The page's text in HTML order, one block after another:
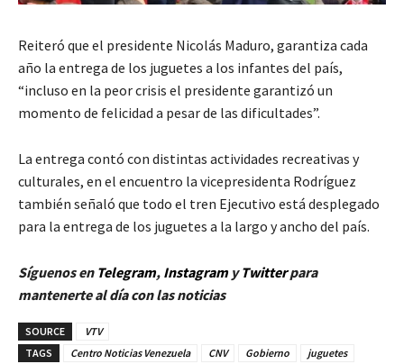
Reiteró que el presidente Nicolás Maduro, garantiza cada
año la entrega de los juguetes a los infantes del país,
“incluso en la peor crisis el presidente garantizó un
momento de felicidad a pesar de las dificultades”.
La entrega contó con distintas actividades recreativas y
culturales, en el encuentro la vicepresidenta Rodríguez
también señaló que todo el tren Ejecutivo está desplegado
para la entrega de los juguetes a la largo y ancho del país.
Síguenos en Telegram, InstagramyTwitterpara
mantenerte al día con las noticias
SOURCE
VTV
TAGS
Centro Noticias Venezuela CNV Gobierno
juguetes